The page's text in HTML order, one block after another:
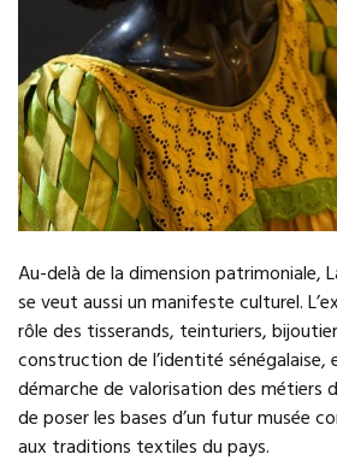
Au-delà de la dimension patrimoniale,
se veut aussi un manifeste culturel.
rôle des tisserands, teinturiers,
construction de l’identité sénégalaise,
démarche de valorisation des métiers
de poser les bases d’un futur musée
aux traditions textiles du pays.